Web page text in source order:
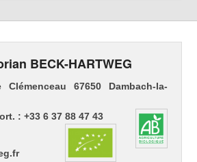
BECK-HARTWEG
Clémenceau 67650 Dambach-la-
: +33 6 37 88 47 43